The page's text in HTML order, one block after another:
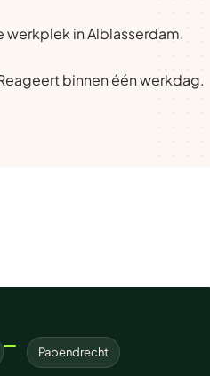
in Alblasserdam.
binnen één werkdag.
Papendrecht